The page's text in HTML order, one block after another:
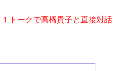
トークで高橋貴子と直接対話